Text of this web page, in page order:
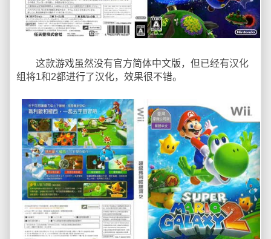
这款游戏虽然没有官方简体中文版，但已经有汉化
组将1和2都进行了汉化，效果很不错。